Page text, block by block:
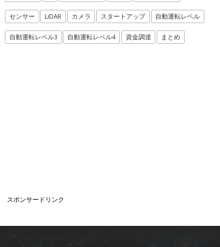
センサー LiDAR カメラ スタートアップ 自動運転レベル
自動運転レベル3 自動運転レベル4 資金調達 まとめ
スポンサードリンク